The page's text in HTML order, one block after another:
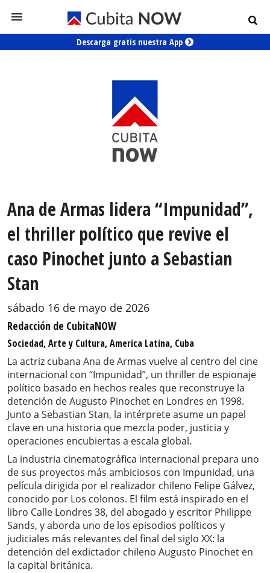
Descarga gratis nuestra App
Ana de Armas lidera “Impunidad”,
el thriller político que revive el
caso Pinochet junto a Sebastian
Stan
sábado 16 de mayo de 2026
Redacción de CubitaNOW
Sociedad, Arte y Cultura, America Latina, Cuba
La actriz cubana Ana de Armas vuelve al centro del cine
internacional con “Impunidad”, un thriller de espionaje
político basado en hechos reales que reconstruye la
detención de Augusto Pinochet en Londres en 1998.
Junto a Sebastian Stan, la intérprete asume un papel
clave en una historia que mezcla poder, justicia y
operaciones encubiertas a escala global.
La industria cinematográfica internacional prepara uno
de sus proyectos más ambiciosos con Impunidad, una
película dirigida por el realizador chileno Felipe Gálvez,
conocido por Los colonos. El film está inspirado en el
libro Calle Londres 38, del abogado y escritor Philippe
Sands, y aborda uno de los episodios políticos y
judiciales más relevantes del final del siglo XX: la
detención del exdictador chileno Augusto Pinochet en
la capital británica.